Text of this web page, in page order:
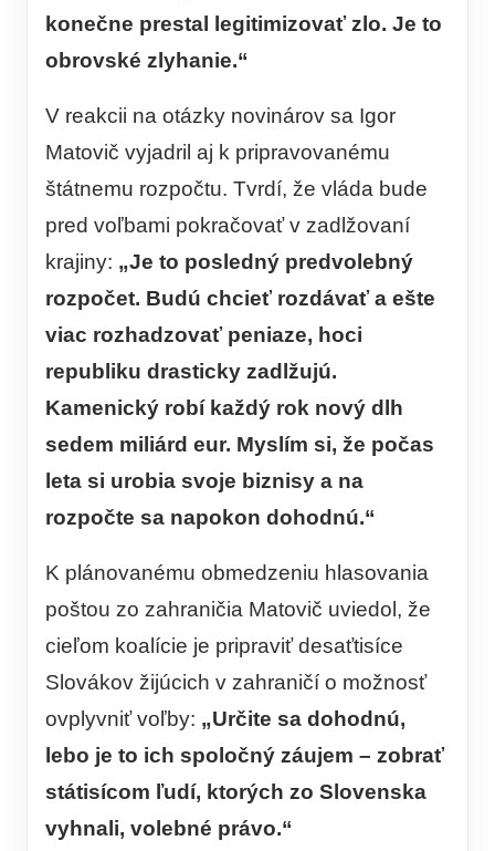
konečne prestal legitimizovať zlo. Je to
obrovské zlyhanie.“
V reakcii na otázky novinárov sa Igor
Matovič vyjadril aj k pripravovanému
štátnemu rozpočtu. Tvrdí, že vláda bude
pred voľbami pokračovať v zadlžovaní
krajiny: „Je to posledný predvolebný
rozpočet. Budú chcieť rozdávať a ešte
viac rozhadzovať peniaze, hoci
republiku drasticky zadlžujú.
Kamenický robí každý rok nový dlh
sedem miliárd eur. Myslím si, že počas
leta si urobia svoje biznisy a na
rozpočte sa napokon dohodnú.“
K plánovanému obmedzeniu hlasovania
poštou zo zahraničia Matovič uviedol, že
cieľom koalície je pripraviť desaťtisíce
Slovákov žijúcich v zahraničí o možnosť
ovplyvniť voľby: „Určite sa dohodnú,
lebo je to ich spoločný záujem – zobrať
státisícom ľudí, ktorých zo Slovenska
vyhnali, volebné právo.“